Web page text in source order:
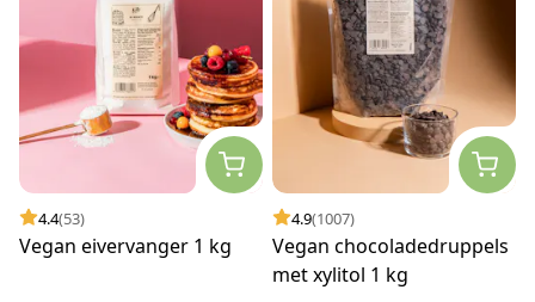
4.4(53)
Vegan eivervanger 1 kg
4.9(1007)
Vegan chocoladedruppels
met xylitol 1 kg